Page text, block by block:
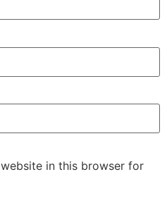
in this browser for